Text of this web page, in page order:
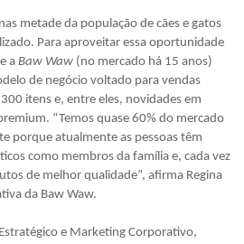
metade da população de cães e gatos
Para aproveitar essa oportunidade
a Baw Waw (no mercado há 15 anos)
de negócio voltado para vendas
itens e, entre eles, novidades em
“Temos quase 60% do mercado
porque atualmente as pessoas têm
como membros da família e, cada vez
de melhor qualidade”, afirma Regina
da Baw Waw.
e Marketing Corporativo,